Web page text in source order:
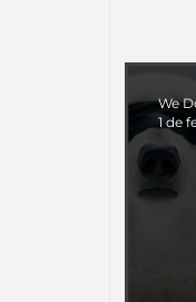
We
1 de